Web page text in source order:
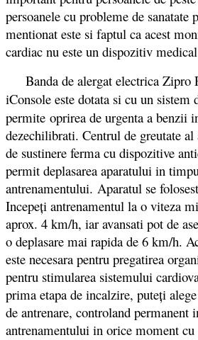
persoanele cu probleme de sanatate
mentionat este si faptul ca acest
cardiac nu este un dispozitiv
Banda de alergat electrica Zipro
iConsole este dotata si cu un sistem
permite oprirea de urgenta a benzii
dezechilibrati. Centrul de greutate al
de sustinere ferma cu dispozitive
permit deplasarea aparatului in
antrenamentului. Aparatul se
Incepeți antrenamentul la o viteza
aprox. 4 km/h, iar avansati pot de
o deplasare mai rapida de 6 km/h.
este necesara pentru pregatirea
pentru stimularea sistemului
prima etapa de incalzire, puteți
de antrenare, controland permanent
antrenamentului in orice moment